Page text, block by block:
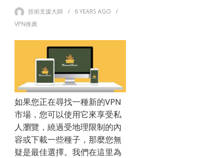
技術支援大師 6 YEARS AGO
VPN推薦
如果您正在尋找一種新的VPN
市場，您可以使用它來享受私
人瀏覽，繞過受地理限制的內
容或下載一些種子，那麼您無
疑是最佳選擇。 我們在這里為